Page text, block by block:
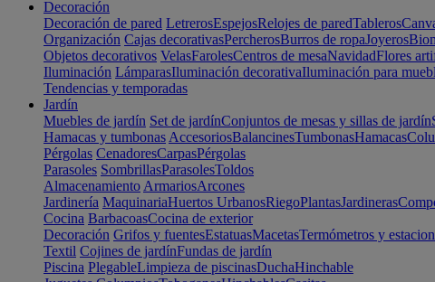
Decoración
Decoración de pared LetrerosEspejosRelojes de paredTableros
Organización Cajas decorativasPercherosBurros de ropaJoyeros
Objetos decorativos VelasFarolesCentros de mesaNavidadFlores
Iluminación LámparasIluminación decorativaIluminación para
Tendencias y temporadas
Jardín
Muebles de jardín Set de jardínConjuntos de mesas y sillas de jardín
Hamacas y tumbonas AccesoriosBalancinesTumbonasHamacas
Pérgolas CenadoresCarpasPérgolas
Parasoles SombrillasParasolesToldos
Almacenamiento ArmariosArcones
Jardinería MaquinariaHuertos UrbanosRiegoPlantasJardineras
Cocina BarbacoasCocina de exterior
Decoración Grifos y fuentesEstatuasMacetasTermómetros y
Textil Cojines de jardínFundas de jardín
Piscina PlegableLimpieza de piscinasDuchaHinchable